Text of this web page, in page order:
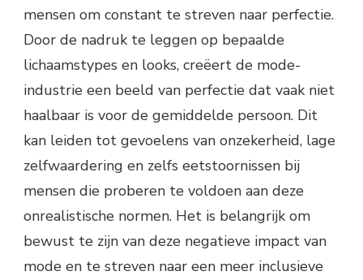
mensen om constant te streven naar perfectie.
Door de nadruk te leggen op bepaalde
lichaamstypes en looks, creëert de mode-
industrie een beeld van perfectie dat vaak niet
haalbaar is voor de gemiddelde persoon. Dit
kan leiden tot gevoelens van onzekerheid, lage
zelfwaardering en zelfs eetstoornissen bij
mensen die proberen te voldoen aan deze
onrealistische normen. Het is belangrijk om
bewust te zijn van deze negatieve impact van
mode en te streven naar een meer inclusieve